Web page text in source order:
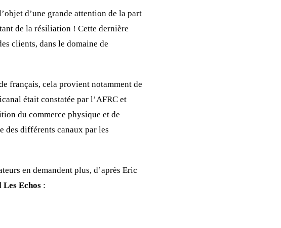
d’une grande attention de la part
de la résiliation ! Cette dernière
clients, dans le domaine de
français, cela provient notamment de
était constatée par l’AFRC et
du commerce physique et de
des différents canaux par les
en demandent plus, d’après Eric
Echos :